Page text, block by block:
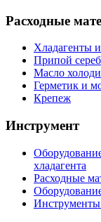
Расходные
Хладагенты
Припой
Масло
Герметик и
Крепеж
Инструмент
хладагента
Расходные
Инструменты